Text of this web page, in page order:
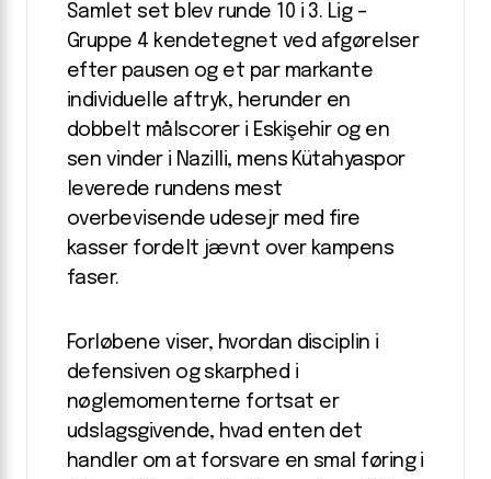
Samlet set blev runde 10 i 3. Lig –
Gruppe 4 kendetegnet ved afgørelser
efter pausen og et par markante
individuelle aftryk, herunder en
dobbelt målscorer i Eskişehir og en
sen vinder i Nazilli, mens Kütahyaspor
leverede rundens mest
overbevisende udesejr med fire
kasser fordelt jævnt over kampens
faser.
Forløbene viser, hvordan disciplin i
defensiven og skarphed i
nøglemomenterne fortsat er
udslagsgivende, hvad enten det
handler om at forsvare en smal føring i